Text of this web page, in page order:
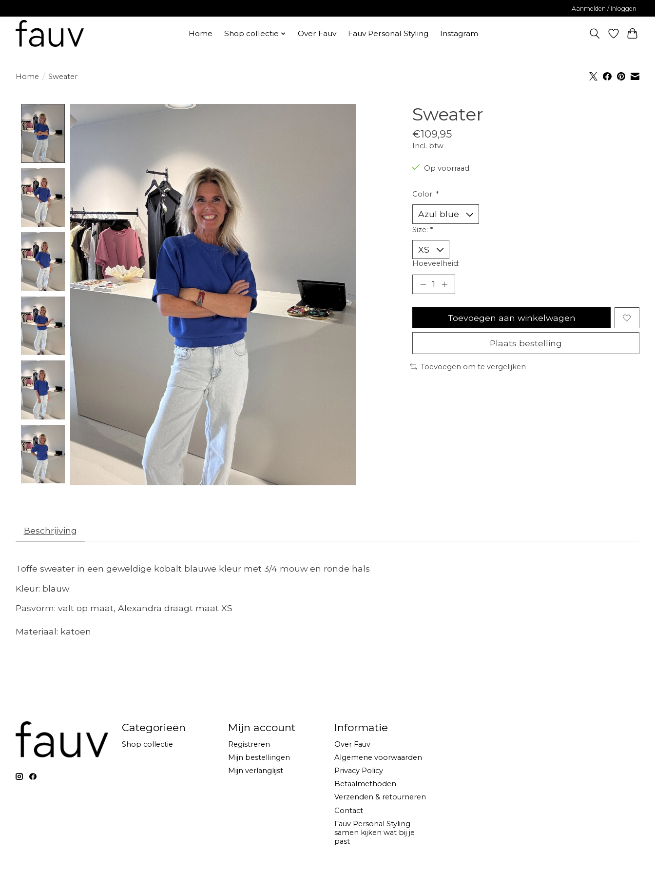
Aanmelden / Inloggen
Home Shop collectie Over Fauv Fauv Personal Styling Instagram
Home / Sweater
Product image slideshow Items Sweater
€109,95
Incl. btw
Op voorraad
Color: *
Size: *
Hoeveelheid:
Toevoegen aan winkelwagen
Plaats bestelling
Toevoegen om te vergelijken
Beschrijving
Toffe sweater in een geweldige kobalt blauwe kleur met 3/4 mouw en ronde hals
Kleur: blauw
Pasvorm: valt op maat, Alexandra draagt maat XS
Materiaal: katoen
Categorieën
Shop collectie
Mijn account
Registreren
Mijn bestellingen
Mijn verlanglijst
Informatie
Over Fauv
Algemene voorwaarden
Privacy Policy
Betaalmethoden
Verzenden & retourneren
Contact
Fauv Personal Styling -
samen kijken wat bij je
past